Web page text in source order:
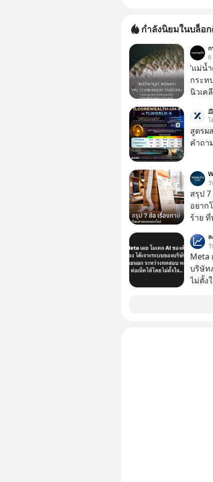
กำลังนิยมในบล็อ
ก
6
‘แม่น้
กระท
นิวเค
ปรา
สู่ระดั
ดานูบ
ประวั
ศตวร
ไ
สูตรผ
คำถา
สรุป
อยาก
ร้าย
Meta
บริษัท
ไม่ตั้ง
และ